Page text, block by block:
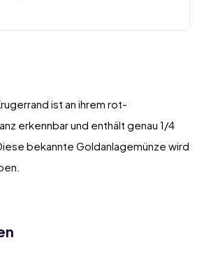
ist an ihrem rot-
erkennbar und enthält genau 1/4
bekannte Goldanlagemünze wird